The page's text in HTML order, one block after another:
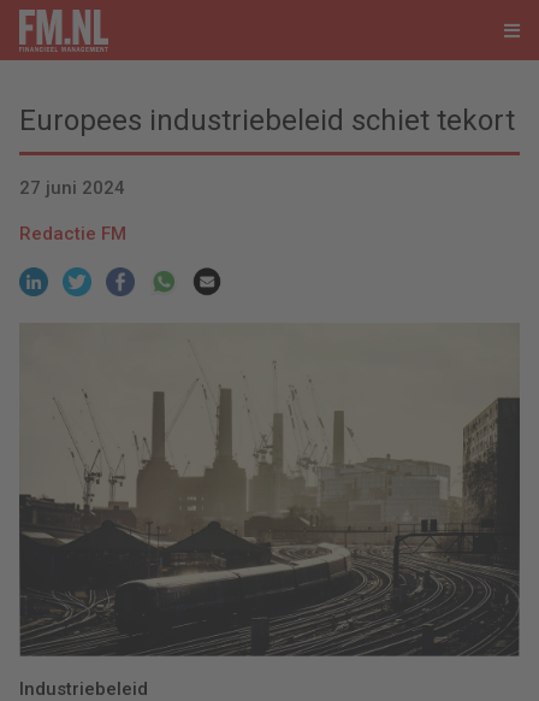
Europees industriebeleid schiet tekort
27 juni 2024
Redactie FM
Industriebeleid